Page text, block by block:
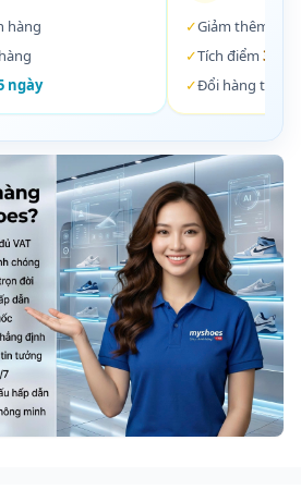
hàng
ngày
✓Giảm thêm
✓Tích điểm 3%
✓Đổi hàng trong